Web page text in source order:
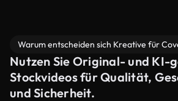
Warum entscheiden sich Kreative für
Nutzen Sie Original- und KI-
Stockvideos für Qualität,
und Sicherheit.